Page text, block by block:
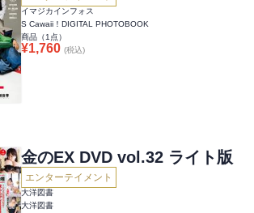
イマジカインフォス
S Cawaii！DIGITAL PHOTOBOOK
商品（1 点）
¥1,760 (税込)
金のEX DVD vol.32 ライト版
エンターテイメント
大洋図書
大洋図書